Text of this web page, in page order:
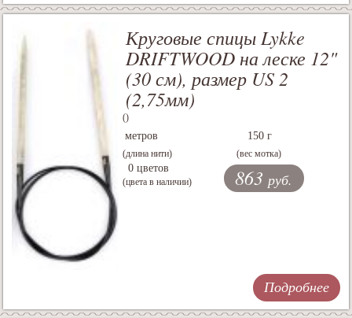
Круговые спицы Lykke
DRIFTWOOD на леске 12"
(30 см), размер US 2
(2,75мм)
()
метров
(длина нити)
150 г
(вес мотка)
0 цветов
(цвета в наличии) 863 руб.
Подробнее